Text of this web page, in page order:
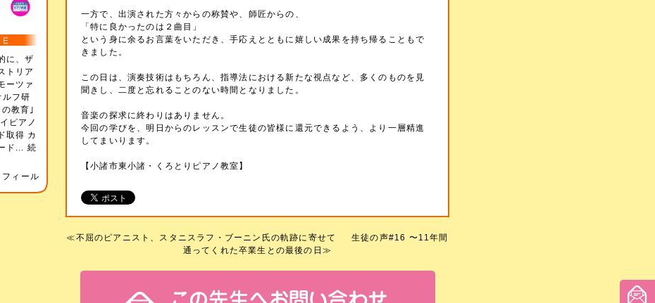
に、ザ
トリア
ーツァ
ルフ研
教育｣
ピアノ
取得 カ
ド... 続
フィール
一方で、出演された方々からの称賛や、師匠からの、
「特に良かったのは２曲目」
という身に余るお言葉をいただき、手応えとともに嬉しい成果を持ち帰ることもで
きました。
この日は、演奏技術はもちろん、指導法における新たな視点など、多くのものを見
聞きし、二度と忘れることのない時間となりました。
音楽の探求に終わりはありません。
今回の学びを、明日からのレッスンで生徒の皆様に還元できるよう、より一層精進
してまいります。
【小諸市東小諸・くろとりピアノ教室】
≪不屈のピアニスト、スタニスラフ・ブーニン氏の軌跡に寄せて
生徒の声#16 〜11年間
通ってくれた卒業生との最後の日 ≫